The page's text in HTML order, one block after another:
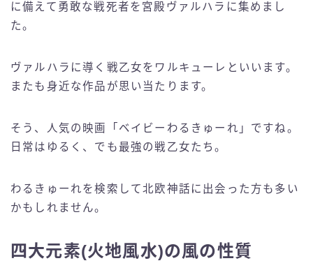
に備えて勇敢な戦死者を宮殿ヴァルハラに集めまし
た。
ヴァルハラに導く戦乙女をワルキューレといいます。
またも身近な作品が思い当たります。
そう、人気の映画「ベイビーわるきゅーれ」ですね。
日常はゆるく、でも最強の戦乙女たち。
わるきゅーれを検索して北欧神話に出会った方も多い
かもしれません。
四大元素(火地風水)の風の性質